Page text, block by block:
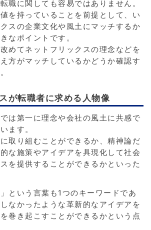
職に関しても容易ではありません。
を持っていることを前提として、い
スの企業文化や風土にマッチするか
なポイントです。
めてネットフリックスの理念などを
方がマッチしているかどうか確認す
が転職者に求める人物像
は第一に理念や会社の風土に共感で
ます。
取り組むことができるか、精神論だ
な施策やアイデアを具現化して社会
を提供することができるかといった
」という言葉も1つのキーワードであ
なかったような革新的なアイデアを
巻き起こすことができるかという点